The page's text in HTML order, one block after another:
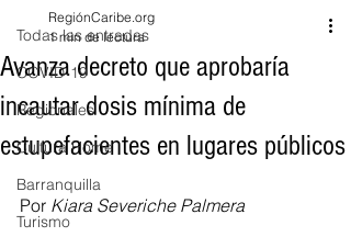
Todas las entradas
COVID-19
Regionales
Cultura Home
Barranquilla
Turismo
Avanza decreto que aprobaría
incautar dosis mínima de
estupefacientes en lugares públicos
RegiónCaribe.org
1 min de lectura
Por Kiara Severiche Palmera